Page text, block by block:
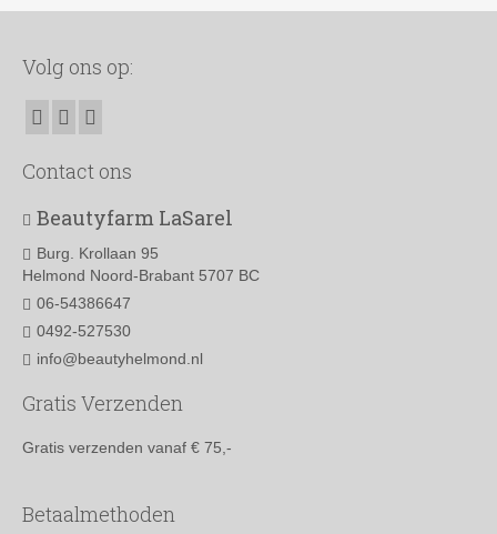
Volg ons op:
Contact ons
Beautyfarm LaSarel
Burg. Krollaan 95
Helmond Noord-Brabant 5707 BC
06-54386647
0492-527530
info@beautyhelmond.nl
Gratis Verzenden
Gratis verzenden vanaf € 75,-
Betaalmethoden